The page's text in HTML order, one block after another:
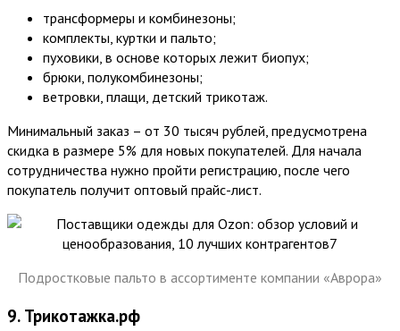
трансформеры и комбинезоны;
комплекты, куртки и пальто;
пуховики, в основе которых лежит биопух;
брюки, полукомбинезоны;
ветровки, плащи, детский трикотаж.
Минимальный заказ – от 30 тысяч рублей, предусмотрена
скидка в размере 5% для новых покупателей. Для начала
сотрудничества нужно пройти регистрацию, после чего
покупатель получит оптовый прайс-лист.
Подростковые пальто в ассортименте компании «Аврора»
9. Трикотажка.рф